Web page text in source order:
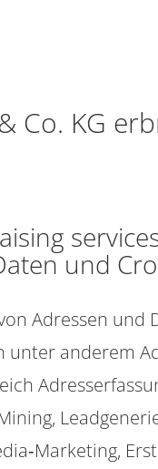
Co. KG
und
Adressen
anderem